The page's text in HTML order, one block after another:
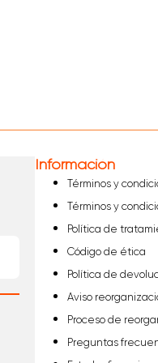
Información
Términos y
Términos y
Política de
Código de ética
Política de
Aviso
Proceso de
Preguntas